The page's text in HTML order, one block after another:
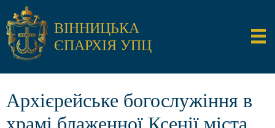
ВІННИЦЬКА
ЄПАРХІЯ УПЦ
Архієрейське богослужіння в